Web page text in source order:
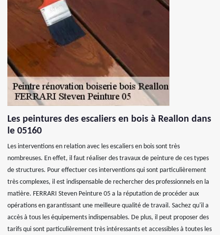
Les peintures des escaliers en bois à Reallon dans
le 05160
Les interventions en relation avec les escaliers en bois sont très
nombreuses. En effet, il faut réaliser des travaux de peinture de ces types
de structures. Pour effectuer ces interventions qui sont particulièrement
très complexes, il est indispensable de rechercher des professionnels en la
matière. FERRARI Steven Peinture 05 a la réputation de procéder aux
opérations en garantissant une meilleure qualité de travail. Sachez qu'il a
accès à tous les équipements indispensables. De plus, il peut proposer des
tarifs qui sont particulièrement très intéressants et accessibles à toutes les